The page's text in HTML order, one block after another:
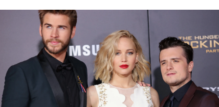
Balada de Pájaros Cantores y Serpientes:
Todos los guiños a Katniss y paralelismos con
Los Juegos del Hambre